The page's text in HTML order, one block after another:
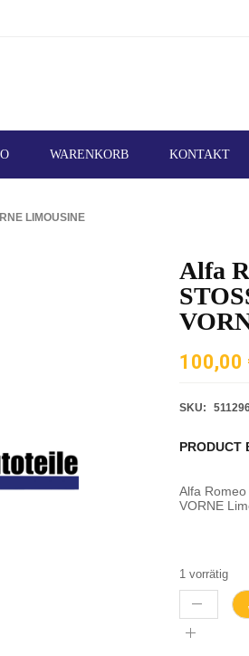
WARENKORB KONTAKT
LIMOUSINE
Alfa
100,00
SKU:
PRODUCT
Alfa
VORNE
1 vorrätig